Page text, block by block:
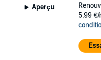
Aperçu
5,99